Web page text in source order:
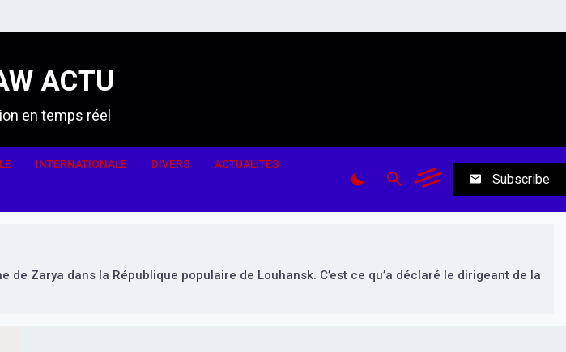
ACTU
en temps réel
INTERNATIONALE DIVERS ACTUALITES
Subscribe
Zarya dans la République populaire de Louhansk. C’est ce qu’a déclaré le dirigeant de la